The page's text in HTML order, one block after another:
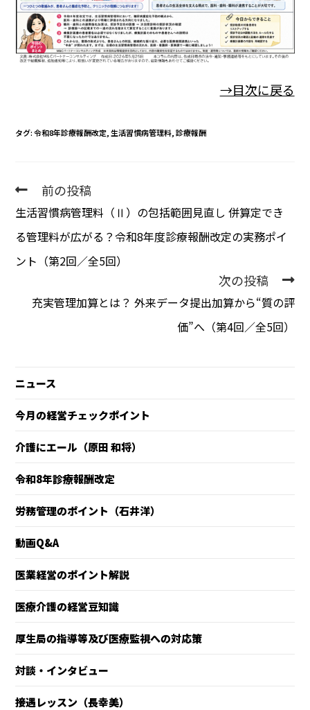
→目次に戻る
タグ:令和8年診療報酬改定 生活習慣病管理料 診療報酬
前の投稿
生活習慣病管理料（Ⅱ）の包括範囲見直し 併算定でき
る管理料が広がる？令和8年度診療報酬改定の実務ポイ
ント（第2回／全5回）
次の投稿
充実管理加算とは？ 外来データ提出加算から“質の評
価”へ（第4回／全5回）
ニュース
今月の経営チェックポイント
介護にエール（原田 和将）
令和8年診療報酬改定
労務管理のポイント（石井洋）
動画Q&A
医業経営のポイント解説
医療介護の経営豆知識
厚生局の指導等及び医療監視への対応策
対談・インタビュー
接遇レッスン（長幸美）